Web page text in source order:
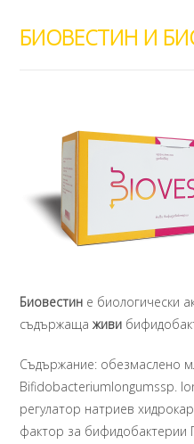
БИОВЕСТИН И
Биовестин е биологически
съдържащаживи
Съдържание: обезмаслено
Bifidobacteriumlongumssp.
регулатор натриев
фактор за бифидобактерии